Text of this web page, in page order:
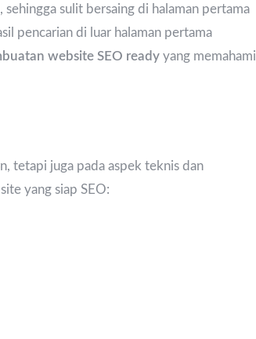
sulit bersaing di halaman pertama
pencarian di luar halaman pertama
website SEO ready yang memahami
tetapi juga pada aspek teknis dan
yang siap SEO: